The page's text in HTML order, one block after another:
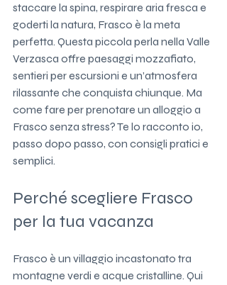
staccare la spina, respirare aria fresca e
goderti la natura, Frasco è la meta
perfetta. Questa piccola perla nella Valle
Verzasca offre paesaggi mozzafiato,
sentieri per escursioni e un’atmosfera
rilassante che conquista chiunque. Ma
come fare per prenotare un alloggio a
Frasco senza stress? Te lo racconto io,
passo dopo passo, con consigli pratici e
semplici.
Perché scegliere Frasco
per la tua vacanza
Frasco è un villaggio incastonato tra
montagne verdi e acque cristalline. Qui